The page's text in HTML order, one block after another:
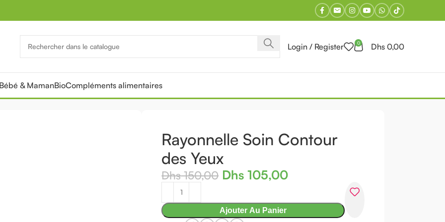
Login / Register 0 Dhs0,00
Bébé & MamanBioCompléments alimentaires
Rayonnelle Soin Contour
des Yeux
Dhs150,00 Dhs 105,00
Ajouter Au Panier